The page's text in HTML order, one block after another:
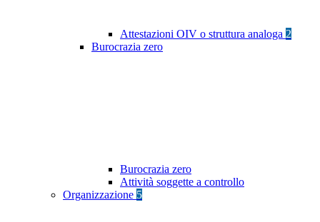
Attestazioni OIV o struttura analoga 2
Burocrazia zero
Burocrazia zero
Attività soggette a controllo
Organizzazione 5